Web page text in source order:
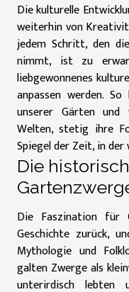
Die kulturelle
weiterhin von
jedem Schritt, den
nimmt, ist zu
liebgewonnenes
anpassen werden.
unserer Gärten und
Welten, stetig ihre
Spiegel der Zeit, in der
Die
Die Faszination für
Geschichte zurück,
Mythologie und
galten Zwerge als
unterirdisch lebten